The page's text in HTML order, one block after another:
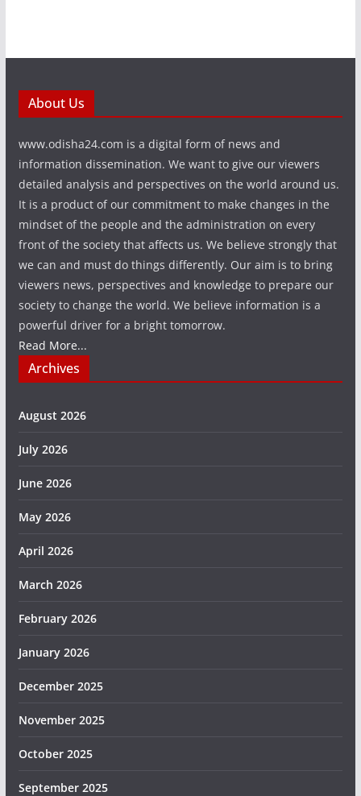
About Us
www.odisha24.com is a digital form of news and
information dissemination. We want to give our viewers
detailed analysis and perspectives on the world around us.
It is a product of our commitment to make changes in the
mindset of the people and the administration on every
front of the society that affects us. We believe strongly that
we can and must do things differently. Our aim is to bring
viewers news, perspectives and knowledge to prepare our
society to change the world. We believe information is a
powerful driver for a bright tomorrow.
Read More...
Archives
August 2026
July 2026
June 2026
May 2026
April 2026
March 2026
February 2026
January 2026
December 2025
November 2025
October 2025
September 2025